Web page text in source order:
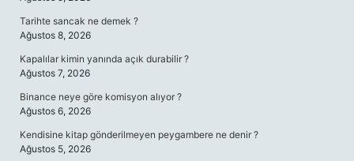
Tarihte sancak ne demek ?
Ağustos 8, 2026
Kapalılar kimin yanında açık durabilir ?
Ağustos 7, 2026
Binance neye göre komisyon alıyor ?
Ağustos 6, 2026
Kendisine kitap gönderilmeyen peygambere ne denir ?
Ağustos 5, 2026